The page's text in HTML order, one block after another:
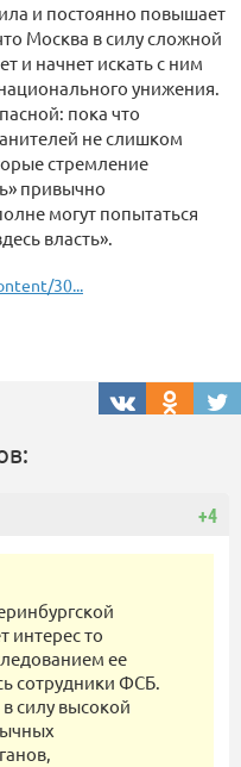
и постоянно повышает
Москва в силу сложной
и начнет искать с ним
унижения.
пока что
не слишком
стремление
привычно
могут попытаться
власть».
30...
+4
интерес то
ее
сотрудники ФСБ.
силу высокой